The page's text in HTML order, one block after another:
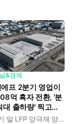
&경제
프 2분기 영업이
억 흑자 전환, '분
대 출하량' 찍고
양극재 북미 공급 3분기 말 LFP 양극재 양산 돌입